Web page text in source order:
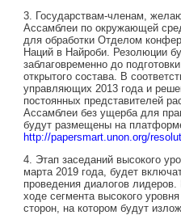
3. Государствам-членам,
Ассамблеи по окружающей
для обработки Отделом
Наций в Найроби. Резолюции
заблаговременно до
открытого состава. В
управляющих 2013 года и
постоянных представителей
Ассамблеи без ущерба для
будут размещены на
http://papersmart.unon.org/
4. Этап заседаний высокого
марта 2019 года, будет
проведения диалогов
ходе сегмента высокого
сторон, на котором будут